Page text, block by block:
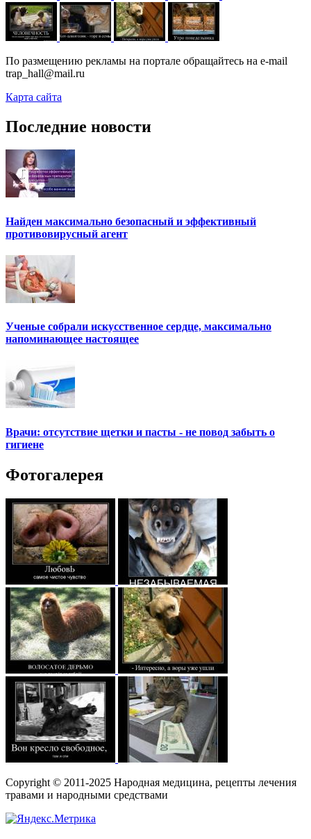
По размещению рекламы на портале обращайтесь на e-mail
trap_hall@mail.ru
Карта сайта
Последние новости
Найден максимально безопасный и эффективный
противовирусный агент
Ученые собрали искусственное сердце, максимально
напоминающее настоящее
Врачи: отсутствие щетки и пасты - не повод забыть о
гигиене
Фотогалерея
Copyright © 2011-2025 Народная медицина, рецепты лечения
травами и народными средствами